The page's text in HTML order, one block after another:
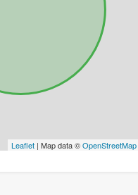
Leaflet | Map data ©OpenStreetMap